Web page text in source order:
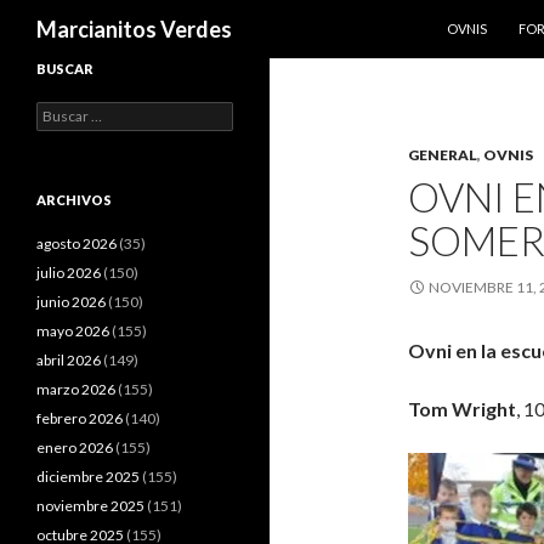
Marcianitos Verdes
OVNIS
GENERAL, OVNIS
OVNI
NOVIEMBRE 11,
Ovni en la
Tom Wright,
BUSCAR
Buscar:
ARCHIVOS
agosto 2026 (35)
julio 2026 (150)
junio 2026 (150)
mayo 2026 (155)
abril 2026 (149)
marzo 2026 (155)
febrero 2026 (140)
enero 2026 (155)
diciembre 2025 (155)
noviembre 2025 (151)
octubre 2025 (155)